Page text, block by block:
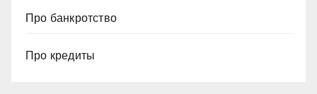
Про банкротство
Про кредиты